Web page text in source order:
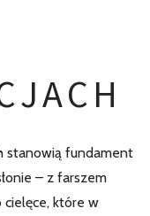
stanowią fundament
– z farszem
cielęce, które w